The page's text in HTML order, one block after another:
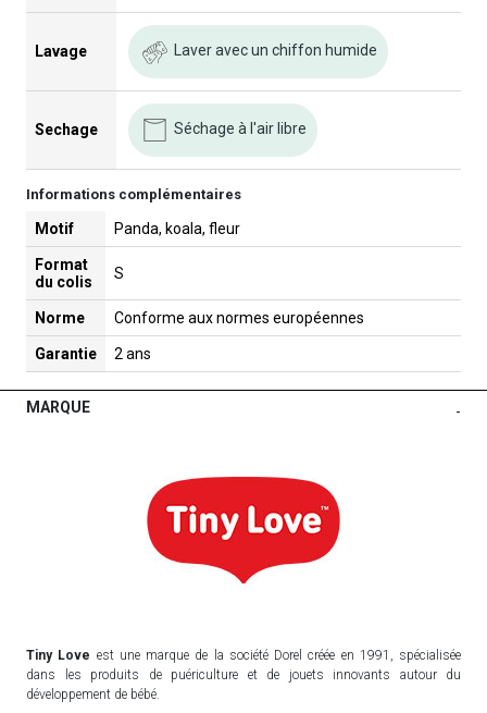
Lavage Laver avec un chiffon humide
Sechage Séchage à l'air libre
Informations complémentaires
Motif Panda, koala, fleur
Format
du colis
S
Norme Conforme aux normes européennes
Garantie 2 ans
MARQUE -
Tiny Love est une marque de la société Dorel créée en 1991, spécialisée
dans les produits de puériculture et de jouets innovants autour du
développement de bébé.